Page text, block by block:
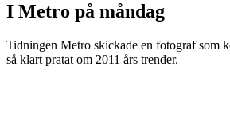
I Metro på måndag
Tidningen Metro skickade en fotograf som
så klart pratat om 2011 års trender.